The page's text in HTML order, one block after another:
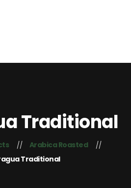
Blog
Traditional
Arabica Roasted
Traditional